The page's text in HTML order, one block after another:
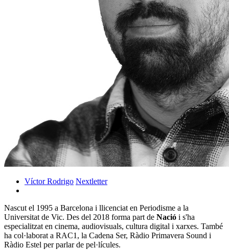
Víctor Rodrigo Nextletter
Nascut el 1995 a Barcelona i llicenciat en Periodisme a la
Universitat de Vic. Des del 2018 forma part de Nació i s'ha
especialitzat en cinema, audiovisuals, cultura digital i xarxes. També
ha col·laborat a RAC1, la Cadena Ser, Ràdio Primavera Sound i
Ràdio Estel per parlar de pel·lícules.